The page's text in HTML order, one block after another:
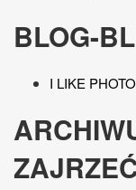
BLOG-
I LIKE PHOTO